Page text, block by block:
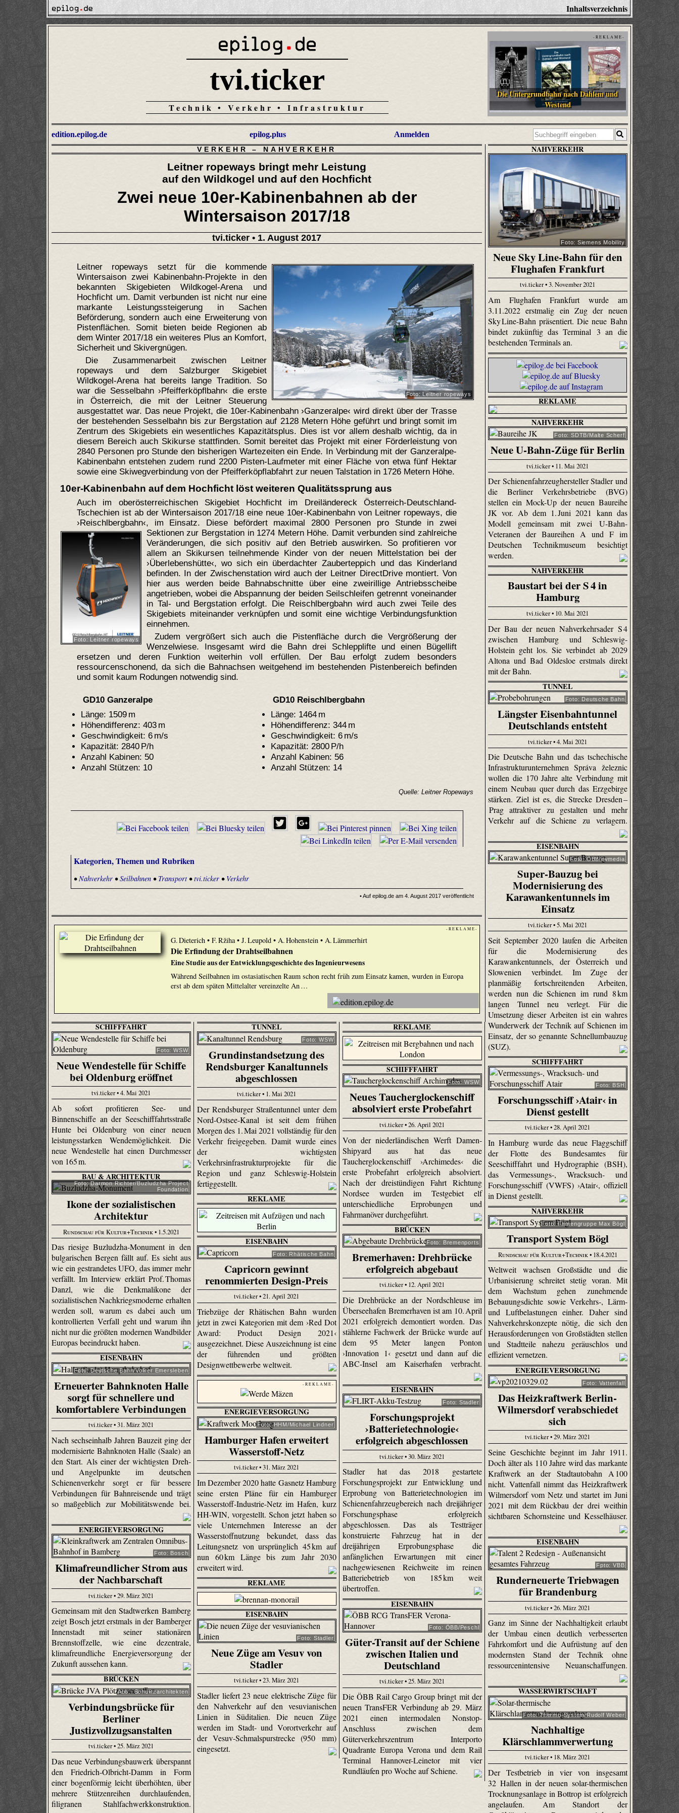
Inhaltsverzeichnis
tvi.ticker
Technik • Verkehr • Infrastruktur
- R E K L A M E -
Die Untergrundbahn nach Dahlem und
Westend
edition.epilog.de epilog.plus Anmelden
VERKEHR – NAHVERKEHR
Leitner ropeways bringt mehr Leistung
auf den Wildkogel und auf den Hochficht
Zwei neue 10er-Kabinenbahnen ab der
Wintersaison 2017/18
tvi.ticker • 1. August 2017
Foto: Leitner ropeways
Leitner ropeways setzt für die kommende
Wintersaison zwei Kabinenbahn-Projekte in den
bekannten Skigebieten Wildkogel-Arena und
Hochficht um. Damit verbunden ist nicht nur eine
markante Leistungssteigerung in Sachen
Beförderung, sondern auch eine Erweiterung von
Pistenflächen. Somit bieten beide Regionen ab
dem Winter 2017/18 ein weiteres Plus an Komfort,
Sicherheit und Skivergnügen.
Die Zusammenarbeit zwischen Leitner
ropeways und dem Salzburger Skigebiet
Wildkogel-Arena hat bereits lange Tradition. So
war die Sesselbahn ›Pfeifferköpflbahn‹ die erste
in Österreich, die mit der Leitner Steuerung
ausgestattet war. Das neue Projekt, die 10er-Kabinenbahn ›Ganzeralpe‹ wird direkt über der Trasse
der bestehenden Sesselbahn bis zur Bergstation auf 2128 Metern Höhe geführt und bringt somit im
Zentrum des Skigebiets ein wesentliches Kapazitätsplus. Dies ist vor allem deshalb wichtig, da in
diesem Bereich auch Skikurse stattfinden. Somit bereitet das Projekt mit einer Förderleistung von
2840 Personen pro Stunde den bisherigen Wartezeiten ein Ende. In Verbindung mit der Ganzeralpe-
Kabinenbahn entstehen zudem rund 2200 Pisten-Laufmeter mit einer Fläche von etwa fünf Hektar
sowie eine Skiwegverbindung von der Pfeifferköpflabfahrt zur neuen Talstation in 1726 Metern Höhe.
10er-Kabinenbahn auf dem Hochficht löst weiteren Qualitätssprung aus
Auch im oberösterreichischen Skigebiet Hochficht im Dreiländereck Österreich-Deutschland-
Tschechien ist ab der Wintersaison 2017/18 eine neue 10er-Kabinenbahn von Leitner ropeways, die
›Reischlbergbahn‹, im Einsatz. Diese befördert maximal 2800 Personen pro Stunde in zwei
Sektionen zur Bergstation in 1274 Metern Höhe.
Foto: Leitner ropeways
Damit verbunden sind zahlreiche
Veränderungen, die sich positiv auf den Betrieb auswirken. So profitieren vor
allem an Skikursen teilnehmende Kinder von der neuen Mittelstation bei der
›Überlebenshütte‹, wo sich ein überdachter Zauberteppich und das Kinderland
befinden. In der Zwischenstation wird auch der Leitner DirectDrive montiert. Von
hier aus werden beide Bahnabschnitte über eine zweirillige Antriebsscheibe
angetrieben, wobei die Abspannung der beiden Seilschleifen getrennt voneinander
in Tal- und Bergstation erfolgt. Die Reischlbergbahn wird auch zwei Teile des
Skigebiets miteinander verknüpfen und somit eine wichtige Verbindungsfunktion
einnehmen.
Zudem vergrößert sich auch die Pistenfläche durch die Vergrößerung der
Wenzelwiese. Insgesamt wird die Bahn drei Schlepplifte und einen Bügellift
ersetzen und deren Funktion weiterhin voll erfüllen. Der Bau erfolgt zudem besonders
ressourcenschonend, da sich die Bahnachsen weitgehend im bestehenden Pistenbereich befinden
und somit kaum Rodungen notwendig sind.
GD10 Ganzeralpe
Länge: 1509 m
Höhendifferenz: 403 m
Geschwindigkeit: 6 m/s
Kapazität: 2840 P/h
Anzahl Kabinen: 50
Anzahl Stützen: 10
GD10 Reischlbergbahn
Länge: 1464 m
Höhendifferenz: 344 m
Geschwindigkeit: 6 m/s
Kapazität: 2800 P/h
Anzahl Kabinen: 56
Anzahl Stützen: 14
Quelle: Leitner Ropeways
Kategorien, Themen und Rubriken
•Nahverkehr •Seilbahnen • Transport•tvi.ticker • Verkehr
• Auf epilog.de am 4. August 2017 veröffentlicht
- R E K L A M E -
G. Dieterich • F. Ržiha • J. Leupold • A. Hohenstein • A. Lämmerhirt
Die Erfindung der Drahtseilbahnen
Eine Studie aus der Entwicklungsgeschichte des Ingenieurwesens
Während Seilbahnen im ostasiatischen Raum schon recht früh zum Einsatz kamen, wurden in Europa
erst ab dem späten Mittelalter vereinzelte An …
NAHVERKEHR
Foto: Siemens Mobility
Neue Sky Line-Bahn für den
Flughafen Frankfurt
tvi.ticker • 3. November 2021
Am Flughafen Frankfurt wurde am
3.11.2022 erstmalig ein Zug der neuen
Sky Line-Bahn präsentiert. Die neue Bahn
bindet zukünftig das Terminal 3 an die
bestehenden Terminals an.
REKLAME
NAHVERKEHR
Foto: SDTB/Malte Scherf
Neue U-Bahn-Züge für Berlin
tvi.ticker • 11. Mai 2021
Der Schienenfahrzeughersteller Stadler und
die Berliner Verkehrsbetriebe (BVG)
stellen ein Mock-Up der neuen Baureihe
JK vor. Ab dem 1. Juni 2021 kann das
Modell gemeinsam mit zwei U-Bahn-
Veteranen der Baureihen A und F im
Deutschen Technikmuseum besichtigt
werden.
NAHVERKEHR
Baustart bei der S 4 in
Hamburg
tvi.ticker • 10. Mai 2021
Der Bau der neuen Nahverkehrsader S 4
zwischen Hamburg und Schleswig-
Holstein geht los. Sie verbindet ab 2029
Altona und Bad Oldesloe erstmals direkt
mit der Bahn.
TUNNEL
Foto: Deutsche Bahn
Längster Eisenbahntunnel
Deutschlands entsteht
tvi.ticker • 4. Mai 2021
Die Deutsche Bahn und das tschechische
Infrastrukturunternehmen Správa železnic
wollen die 170 Jahre alte Verbindung mit
einem Neubau quer durch das Erzgebirge
stärken. Ziel ist es, die Strecke Dresden –
Prag attraktiver zu gestalten und mehr
Verkehr auf die Schiene zu verlagern.
EISENBAHN
Foto: ÖBB/evmedia
Super-Bauzug bei
Modernisierung des
Karawankentunnels im
Einsatz
tvi.ticker • 5. Mai 2021
Seit September 2020 laufen die Arbeiten
für die Modernisierung des
Karawankentunnels, der Österreich und
Slowenien verbindet. Im Zuge der
planmäßig fortschreitenden Arbeiten,
werden nun die Schienen im rund 8 km
langen Tunnel neu verlegt. Für die
Umsetzung dieser Arbeiten ist ein wahres
Wunderwerk der Technik auf Schienen im
Einsatz, der so genannte Schnellumbauzug
(SUZ).
SCHIFFFAHRT
Foto: WSW
Neue Wendestelle für Schiffe
bei Oldenburg eröffnet
tvi.ticker • 4. Mai 2021
Ab sofort profitieren See- und
Binnenschiffe an der Seeschifffahrtsstraße
Hunte bei Oldenburg von einer neuen
leistungsstarken Wendemöglichkeit. Die
neue Wendestelle hat einen Durchmesser
von 165 m.
TUNNEL
Foto: WSW
Grundinstandsetzung des
Rendsburger Kanaltunnels
abgeschlossen
tvi.ticker • 1. Mai 2021
Der Rendsburger Straßentunnel unter dem
Nord-Ostsee-Kanal ist seit dem frühen
Morgen des 1. Mai 2021 vollständig für den
Verkehr freigegeben. Damit wurde eines
der wichtigsten
Verkehrsinfrastrukturprojekte für die
Region und ganz Schleswig-Holstein
fertiggestellt.
REKLAME
SCHIFFFAHRT
Foto: WSW
Neues Taucherglockenschiff
absolviert erste Probefahrt
tvi.ticker • 26. April 2021
Von der niederländischen Werft Damen-
Shipyard aus hat das neue
Taucherglockenschiff ›Archimedes‹ die
erste Probefahrt erfolgreich absolviert.
Nach der dreistündigen Fahrt Richtung
Nordsee wurden im Testgebiet elf
unterschiedliche Erprobungen und
Fahrmanöver durchgeführt.
SCHIFFFAHRT
Foto: BSH
Forschungsschiff ›Atair‹ in
Dienst gestellt
tvi.ticker • 28. April 2021
In Hamburg wurde das neue Flaggschiff
der Flotte des Bundesamtes für
Seeschifffahrt und Hydrographie (BSH),
das Vermessungs-, Wracksuch- und
Forschungsschiff (VWFS) ›Atair‹, offiziell
in Dienst gestellt.
BAU & ARCHITEKTUR
Foto: Darmon Richter/Buzludzha Project
Foundation
Ikone der sozialistischen
Architektur
Rundschau für Kultur+Technik• 1.5.2021
Das riesige Buzludzha-Monument in den
bulgarischen Bergen fällt auf. Es sieht aus
wie ein gestrandetes UFO, das immer mehr
verfällt. Im Interview erklärt Prof. Thomas
Danzl, wie die Denkmalikone der
sozialistischen Nachkriegsmoderne erhalten
werden soll, warum es dabei auch um
kontrollierten Verfall geht und warum ihn
nicht nur die größten modernen Wandbilder
Europas beeindruckt haben.
REKLAME
EISENBAHN
Foto: Rhätische Bahn
Capricorn gewinnt
renommierten Design-Preis
tvi.ticker • 21. April 2021
Triebzüge der Rhätischen Bahn wurden
jetzt in zwei Kategorien mit dem ›Red Dot
Award: Product Design 2021‹
ausgezeichnet. Diese Auszeichnung ist eine
der führenden und größten
Designwettbewerbe weltweit.
NAHVERKEHR
Foto: Firmengruppe Max Bögl
Transport System Bögl
Rundschau für Kultur+Technik• 18.4.2021
Weltweit wachsen Großstädte und die
Urbanisierung schreitet stetig voran. Mit
dem Wachstum gehen zunehmende
Bebauungsdichte sowie Verkehrs-, Lärm-
und Luftbelastungen einher. Daher sind
Nahverkehrskonzepte nötig, die sich den
Herausforderungen von Großstädten stellen
und Stadtteile nahezu geräuschlos und
effizient vernetzen.
BRÜCKEN
Foto: Bremenports
Bremerhaven: Drehbrücke
erfolgreich abgebaut
tvi.ticker • 12. April 2021
Die Drehbrücke an der Nordschleuse im
Überseehafen Bremerhaven ist am 10. April
2021 erfolgreich demontiert worden. Das
stählerne Fachwerk der Brücke wurde auf
dem 95 Meter langen Ponton
›Innovation 1‹ gesetzt und dann auf die
ABC-Insel am Kaiserhafen verbracht.
EISENBAHN
Foto: Deutsche Bahn/Volker Emersleben
Erneuerter Bahnknoten Halle
sorgt für schnellere und
komfortablere Verbindungen
tvi.ticker • 31. März 2021
Nach sechseinhalb Jahren Bauzeit ging der
modernisierte Bahnknoten Halle (Saale) an
den Start. Als einer der wichtigsten Dreh-
und Angelpunkte im deutschen
Schienenverkehr sorgt er für bessere
Verbindungen für Bahnreisende und trägt
so maßgeblich zur Mobilitätswende bei.
ENERGIEVERSORGUNG
Foto: Vattenfall
Das Heizkraftwerk Berlin-
Wilmersdorf verabschiedet
sich
tvi.ticker • 29. März 2021
Seine Geschichte beginnt im Jahr 1911.
Doch älter als 110 Jahre wird das markante
Kraftwerk an der Stadtautobahn A 100
nicht. Vattenfall nimmt das Heizkraftwerk
Wilmersdorf vom Netz und startet im Juni
2021 mit dem Rückbau der drei weithin
sichtbaren Schornsteine und Kesselhäuser.
- R E K L A M E -
ENERGIEVERSORGUNG
Foto: HHM/Michael Lindner
Hamburger Hafen erweitert
Wasserstoff-Netz
tvi.ticker • 31. März 2021
Im Dezember 2020 hatte Gasnetz Hamburg
seine ersten Pläne für ein Hamburger
Wasserstoff-Industrie-Netz im Hafen, kurz
HH-WIN, vorgestellt. Schon jetzt haben so
viele Unternehmen Interesse an der
Wasserstoffnutzung bekundet, dass das
Leitungsnetz von ursprünglich 45 km auf
nun 60 km Länge bis zum Jahr 2030
erweitert wird.
EISENBAHN
Foto: Stadler
Forschungsprojekt
›Batterietechnologie‹
erfolgreich abgeschlossen
tvi.ticker • 30. März 2021
Stadler hat das 2018 gestartete
Forschungsprojekt zur Entwicklung und
Erprobung von Batterietechnologien im
Schienenfahrzeugbereich nach dreijähriger
Forschungsphase erfolgreich
abgeschlossen. Das als Testträger
konstruierte Fahrzeug hat in der
dreijährigen Erprobungsphase die
anfänglichen Erwartungen mit einer
nachgewiesenen Reichweite im reinen
Batteriebetrieb von 185 km weit
übertroffen.
ENERGIEVERSORGUNG
Foto: Bosch
Klimafreundlicher Strom aus
der Nachbarschaft
tvi.ticker • 29. März 2021
Gemeinsam mit den Stadtwerken Bamberg
zeigt Bosch jetzt erstmals in der Bamberger
Innenstadt mit seiner stationären
Brennstoffzelle, wie eine dezentrale,
klimafreundliche Energieversorgung der
Zukunft aussehen kann.
EISENBAHN
Fpto: VBB
Runderneuerte Triebwagen
für Brandenburg
tvi.ticker • 26. März 2021
Ganz im Sinne der Nachhaltigkeit erlaubt
der Umbau einen deutlich verbesserten
Fahrkomfort und die Aufrüstung auf den
modernsten Stand der Technik ohne
ressourcenintensive Neuanschaffungen.
REKLAME
EISENBAHN
Foto: Stadler
Neue Züge am Vesuv von
Stadler
tvi.ticker • 23. März 2021
Stadler liefert 23 neue elektrische Züge für
den Nahverkehr auf den vesuvianischen
Linien in Süditalien. Die neuen Züge
werden im Stadt- und Vorortverkehr auf
der Vesuv-Schmalspurstrecke (950 mm)
eingesetzt.
EISENBAHN
Foto: ÖBB/Peschl
Güter-Transit auf der Schiene
zwischen Italien und
Deutschland
tvi.ticker • 25. März 2021
Die ÖBB Rail Cargo Group bringt mit der
neuen TransFER Verbindung ab 29. März
2021 einen intermodalen Nonstop-
Anschluss zwischen dem
Güterverkehrszentrum Interporto
Quadrante Europa Verona und dem Rail
Terminal Hannover-Leinetor mit vier
Rundläufen pro Woche auf Schiene.
BRÜCKEN
Abb.: Schulitzarchitekten
Verbindungsbrücke für
Berliner
Justizvollzugsanstalten
tvi.ticker • 25. März 2021
Das neue Verbindungsbauwerk überspannt
den Friedrich-Olbricht-Damm in Form
einer bogenförmig leicht überhöhten, über
mehrere Stützenreihen durchlaufenden,
filigranen Stahlfachwerkkonstruktion.
WASSERWIRTSCHAFT
Foto: Thermo-System/Rudolf Weber
Nachhaltige
Klärschlammverwertung
tvi.ticker • 18. März 2021
Der Testbetrieb in vier von insgesamt
32 Hallen in der neuen solar-thermischen
Trocknungsanlage in Bottrop ist erfolgreich
angelaufen. Am Standort der